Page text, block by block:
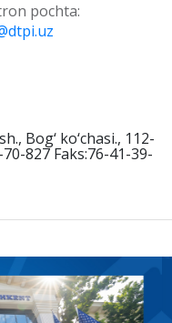
pochta:
Bog‘ ko‘chasi., 112-
827 Faks:76-41-39-